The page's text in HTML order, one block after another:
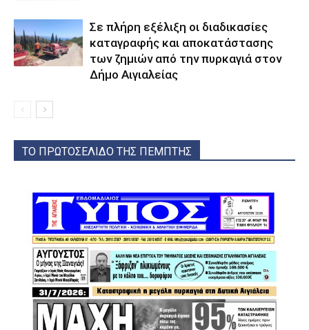
Σε πλήρη εξέλιξη οι διαδικασίες
καταγραφής και αποκατάστασης
των ζημιών από την πυρκαγιά στον
Δήμο Αιγιαλείας
ΤΟ ΠΡΩΤΟΣΕΛΙΔΟ ΤΗΣ ΠΕΜΠΤΗΣ